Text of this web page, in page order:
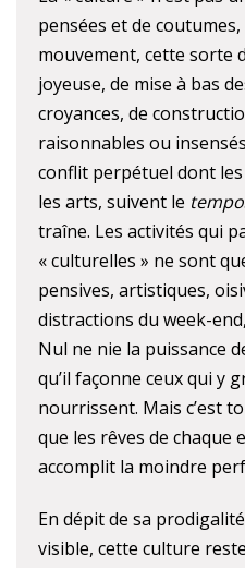
pensées et de
mouvement, cette sorte
joyeuse, de mise à bas
croyances, de
raisonnables ou
conflit perpétuel dont
les arts, suivent le tempo
traîne. Les activités qui
« culturelles » ne sont
pensives, artistiques,
distractions du week-
Nul ne nie la puissance
qu’il façonne ceux qui y
nourrissent. Mais c’est
que les rêves de chaque
accomplit la moindre
En dépit de sa
visible, cette culture